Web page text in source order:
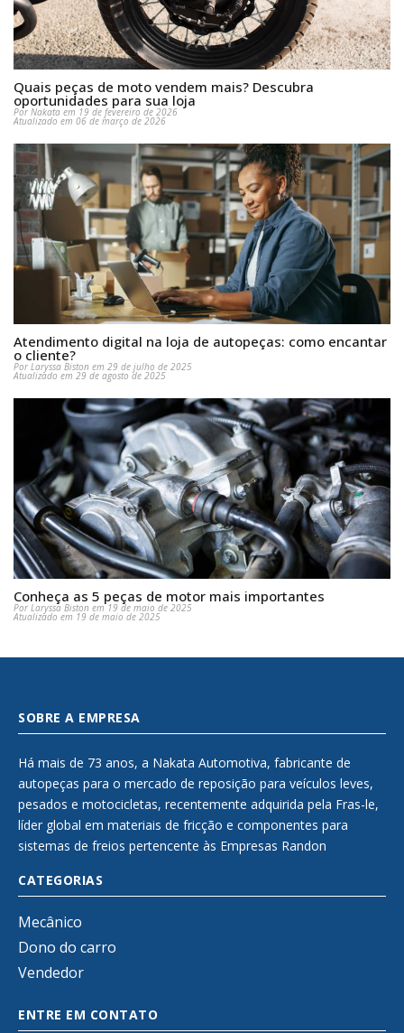
Quais peças de moto vendem mais? Descubra
oportunidades para sua loja
Por Nakata em 19 de fevereiro de 2026
Atualizado em 06 de março de 2026
Atendimento digital na loja de autopeças: como encantar
o cliente?
Por Laryssa Biston em 29 de julho de 2025
Atualizado em 29 de agosto de 2025
Conheça as 5 peças de motor mais importantes
Por Laryssa Biston em 19 de maio de 2025
Atualizado em 19 de maio de 2025
SOBRE A EMPRESA
Há mais de 73 anos, a Nakata Automotiva, fabricante de
autopeças para o mercado de reposição para veículos leves,
pesados e motocicletas, recentemente adquirida pela Fras-le,
líder global em materiais de fricção e componentes para
sistemas de freios pertencente às Empresas Randon
CATEGORIAS
Mecânico
Dono do carro
Vendedor
ENTRE EM CONTATO